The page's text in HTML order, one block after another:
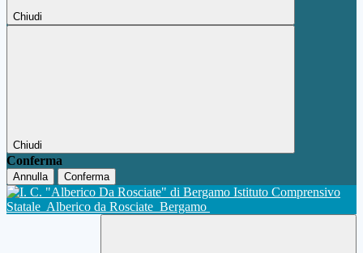
Chiudi
Chiudi
Conferma
Annulla Conferma
Istituto Comprensivo
Statale Alberico da Rosciate Bergamo